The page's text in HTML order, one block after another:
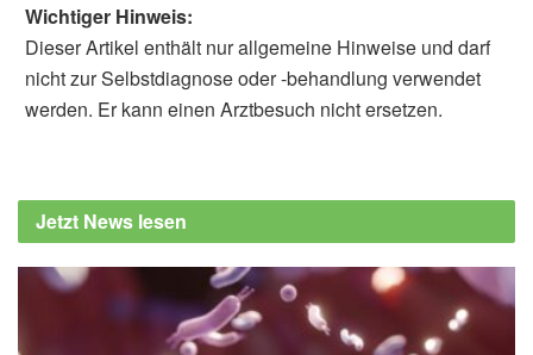
Wichtiger Hinweis:
Dieser Artikel enthält nur allgemeine Hinweise und darf
nicht zur Selbstdiagnose oder -behandlung verwendet
werden. Er kann einen Arztbesuch nicht ersetzen.
Jetzt News lesen